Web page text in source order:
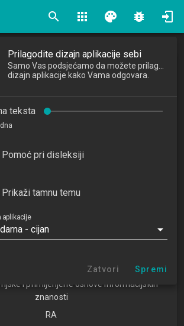
search apps palette bug_report
u računalne igre
to Computer Games
2023/2024
i digitalizacija poslovanja 1.3
(ITDP)
Studijski centar Varaždin
Studijski centar Križevci
Studijski centar Zabok
i primijenjene osnove informacijskih
znanosti
RA
Prilagodite dizajn aplikacije sebi
dizajn aplikacije kako Vama odgovara.
teksta
Pomoć pri disleksiji
Prikaži tamnu temu
aplikacije
- cijan
Zatvori Spremi